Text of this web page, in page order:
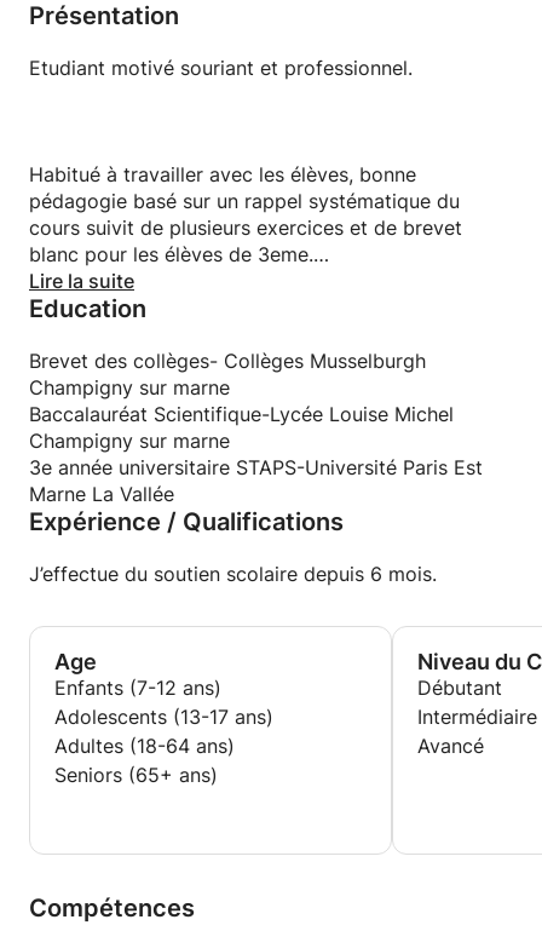
Présentation
Etudiant motivé souriant et professionnel.
Habitué à travailler avec les élèves, bonne
pédagogie basé sur un rappel systématique du
cours suivit de plusieurs exercices et de brevet
blanc pour les élèves de 3eme.
Capacité de s'adapter aux différents élèves.
Lire la suite
Education
Brevet des collèges- Collèges Musselburgh
Champigny sur marne
Baccalauréat Scientifique-Lycée Louise Michel
Champigny sur marne
3e année universitaire STAPS-Université Paris Est
Marne La Vallée
Expérience / Qualifications
J’effectue du soutien scolaire depuis 6 mois.
Age
Enfants (7-12 ans)
Adolescents (13-17 ans)
Adultes (18-64 ans)
Seniors (65+ ans)
Niveau du
Débutant
Intermédiaire
Avancé
Compétences